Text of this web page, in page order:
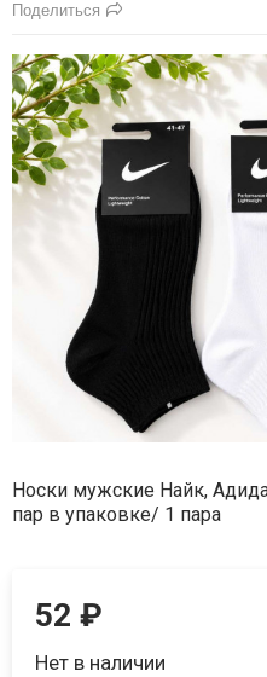
Поделиться
Носки мужские Найк,
пар в упаковке/ 1 пара
52₽
Нет в наличии